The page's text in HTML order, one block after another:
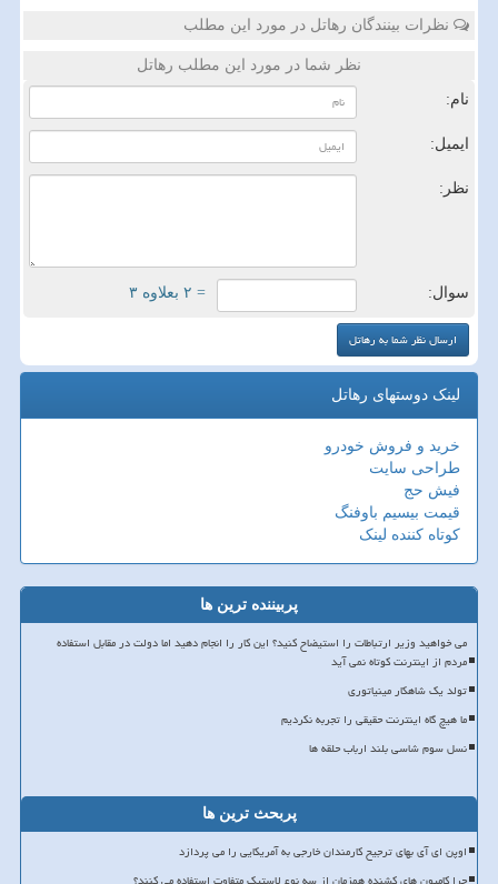
نظرات بینندگان رهاتل در مورد این مطلب
نظر شما در مورد این مطلب رهاتل
نام:
ایمیل:
نظر:
سوال: = ۲ بعلاوه ۳
لینک دوستهای رهاتل
خرید و فروش خودرو
طراحی سایت
فیش حج
قیمت بیسیم باوفنگ
کوتاه کننده لینک
پربیننده ترین ها
می خواهید وزیر ارتباطات را استیضاح کنید؟ این کار را انجام دهید اما دولت در مقابل استفاده
مردم از اینترنت کوتاه نمی آید
تولد یک شاهکار مینیاتوری
ما هیچ گاه اینترنت حقیقی را تجربه نکردیم
نسل سوم شاسی بلند ارباب حلقه ها
پربحث ترین ها
اوپن ای آی بهای ترجیح کارمندان خارجی به آمریکایی را می پردازد